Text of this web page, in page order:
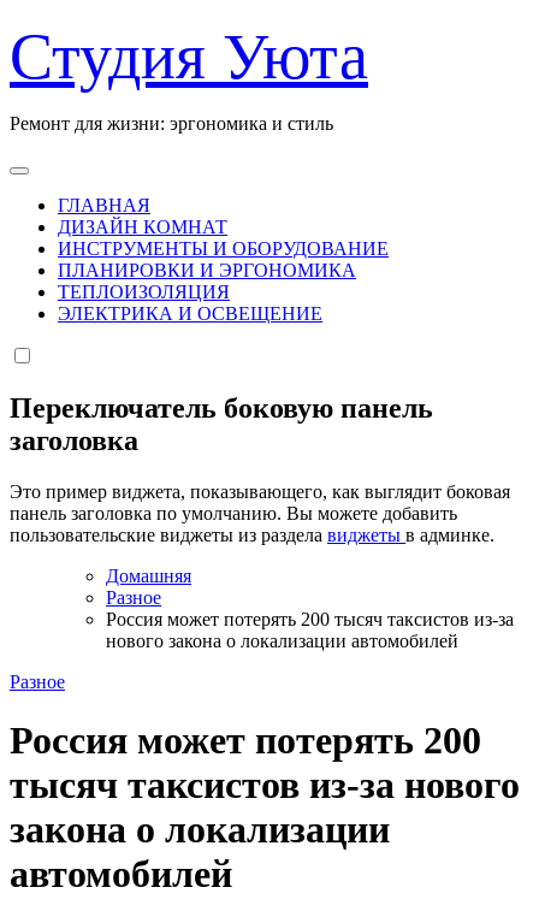
к
содержанию
Студия Уюта
Ремонт для жизни: эргономика и стиль
ГЛАВНАЯ
ДИЗАЙН КОМНАТ
ИНСТРУМЕНТЫ И ОБОРУДОВАНИЕ
ПЛАНИРОВКИ И ЭРГОНОМИКА
ТЕПЛОИЗОЛЯЦИЯ
ЭЛЕКТРИКА И ОСВЕЩЕНИЕ
Переключатель боковую панель
заголовка
Это пример виджета, показывающего, как выглядит боковая
панель заголовка по умолчанию. Вы можете добавить
пользовательские виджеты из раздела виджеты в админке.
Домашняя
Разное
Россия может потерять 200 тысяч таксистов из-за
нового закона о локализации автомобилей
Разное
Россия может потерять 200
тысяч таксистов из-за нового
закона о локализации
автомобилей